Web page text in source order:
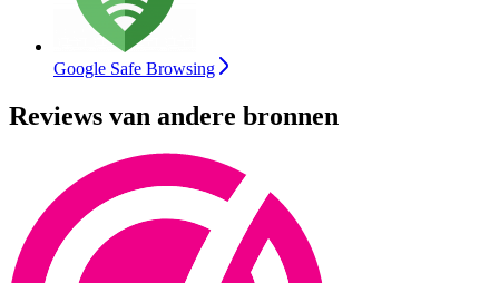
Google Safe Browsing
Reviews van andere bronnen